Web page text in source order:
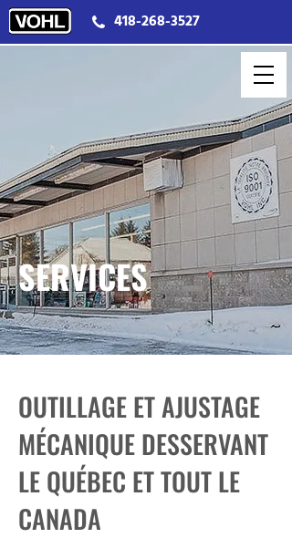
418-268-3527
SERVICES
OUTILLAGE ET AJUSTAGE
MÉCANIQUE DESSERVANT
LE QUÉBEC ET TOUT LE
CANADA